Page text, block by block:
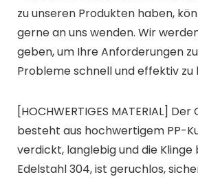
zu unseren Produkten haben,
gerne an uns wenden. Wir
geben, um Ihre Anforderungen
Probleme schnell und effektiv zu
[HOCHWERTIGES MATERIAL]
besteht aus hochwertigem PP-
verdickt, langlebig und die Klinge
Edelstahl 304, ist geruchlos,